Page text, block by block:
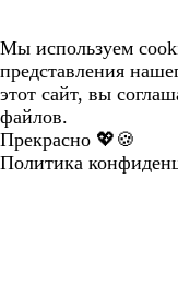
Мы используем
представления
этот сайт, вы
файлов.
Прекрасно 💖🍪
Политика